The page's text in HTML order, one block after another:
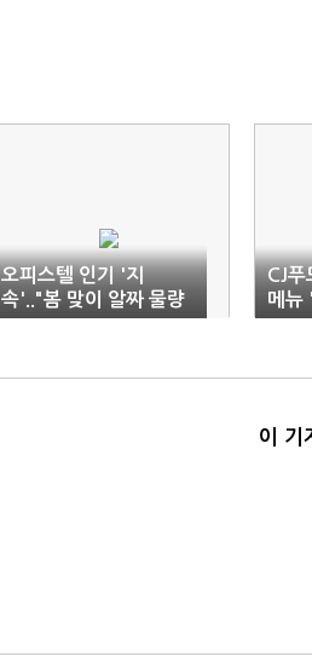
오피스텔 인기 '지
속'.."봄 맞이 알짜 물량
대기"
CJ푸
메뉴
이 기